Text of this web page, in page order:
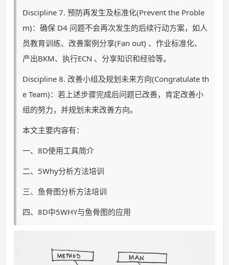
Discipline 7. 预防再发生及标准化(Prevent the Proble
m)：确保 D4 问题不会再次发生的后续行动方案，如人
员教育训练、改善案例分享(Fan out) 、作业标准化、
产出BKM、执行ECN 、分享知识和经验等。
Discipline 8. 改善小组及规划未来方向(Congratulate th
e Team)：若上述步骤完成后问题已改善，肯定改善小
组的努力，并规划未来改善方向。
本文主要内容有：
一、8D使用工具简介
二、5Why分析方法培训
三、鱼骨图分析方法培训
四、8D中5WHY与鱼骨图的应用